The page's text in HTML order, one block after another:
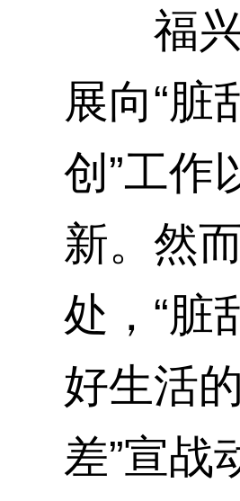
福兴社
展向“脏
创”工作
新。然
处，“脏
好生活
差”宣战